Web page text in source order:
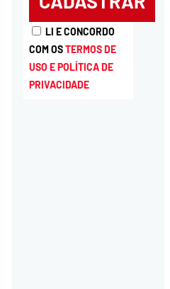
LI E CONCORDO
COM OSTERMOS DE
USO E POLÍTICA DE
PRIVACIDADE